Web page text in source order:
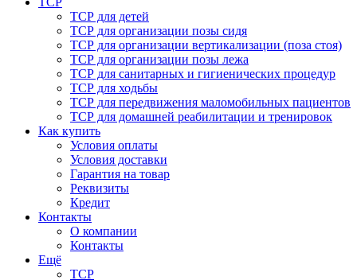
ТСР для детей
ТСР для организации позы сидя
ТСР для организации вертикализации (поза стоя)
ТСР для организации позы лежа
ТСР для санитарных и гигиенических процедур
ТСР для ходьбы
ТСР для передвижения маломобильных пациентов
ТСР для домашней реабилитации и тренировок
Как купить
Условия оплаты
Условия доставки
Гарантия на товар
Реквизиты
Кредит
Контакты
О компании
Контакты
Ещё
ТСР